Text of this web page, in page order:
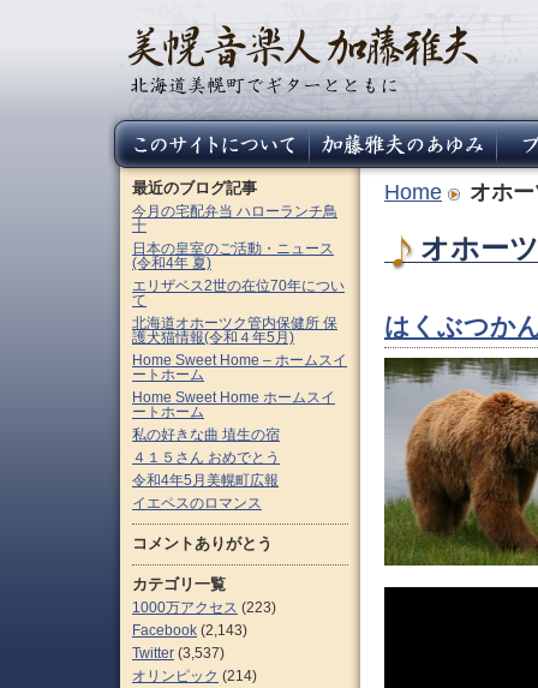
Home オホ
オホー
はくぶつか
最近のブログ記事
今月の宅配弁当 ハローランチ鳥
十
日本の皇室のご活動・ニュース
(令和4年 夏)
エリザベス2世の在位70年につい
て
北海道オホーツク管内保健所 保
護犬猫情報(令和４年5月)
Home Sweet Home – ホームスイ
ートホーム
Home Sweet Home ホームスイ
ートホーム
私の好きな曲 埴生の宿
４１５さん おめでとう
令和4年5月美幌町広報
イエペスのロマンス
コメントありがとう
カテゴリ一覧
1000万アクセス (223)
Facebook (2,143)
Twitter (3,537)
オリンピック (214)